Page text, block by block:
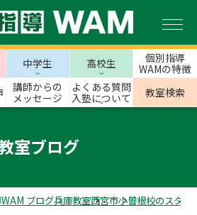
中学生 高校生
個別指導
WAMの特徴
講師からの
メッセージ
よくある質問
入塾について
教室検索
室ブログ
ブログ兵庫教室西宮市小曽根校のスタッ